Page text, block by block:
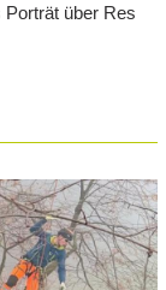
über Res